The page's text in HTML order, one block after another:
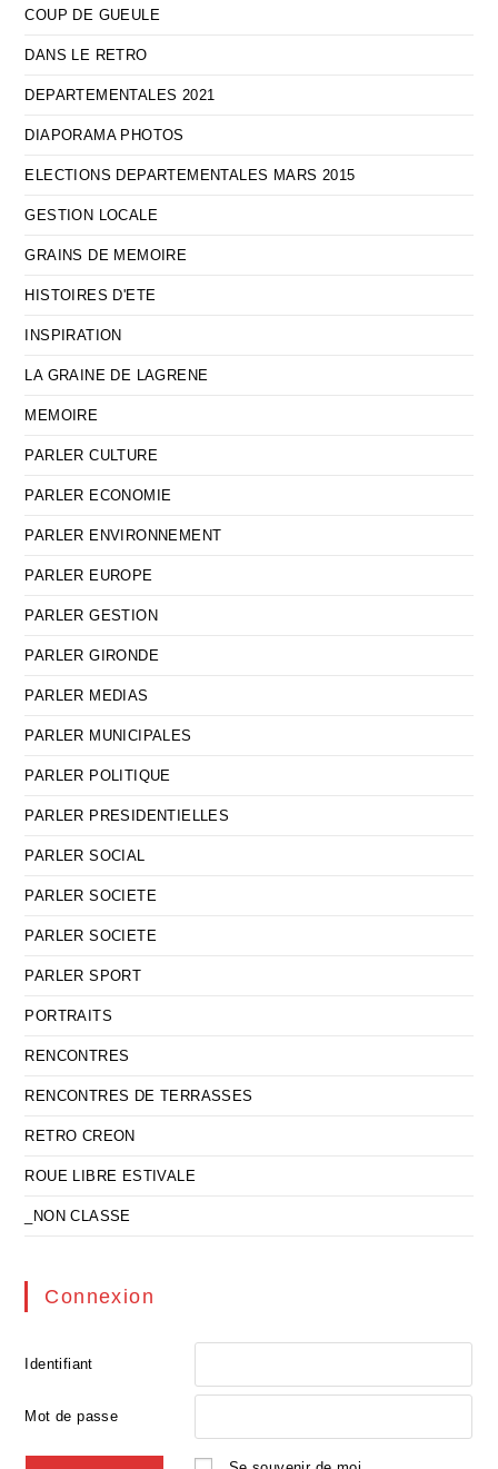
COUP DE GUEULE
DANS LE RETRO
DEPARTEMENTALES 2021
DIAPORAMA PHOTOS
ELECTIONS DEPARTEMENTALES MARS 2015
GESTION LOCALE
GRAINS DE MEMOIRE
HISTOIRES D'ETE
INSPIRATION
LA GRAINE DE LAGRENE
MEMOIRE
PARLER CULTURE
PARLER ECONOMIE
PARLER ENVIRONNEMENT
PARLER EUROPE
PARLER GESTION
PARLER GIRONDE
PARLER MEDIAS
PARLER MUNICIPALES
PARLER POLITIQUE
PARLER PRESIDENTIELLES
PARLER SOCIAL
PARLER SOCIETE
PARLER SOCIETE
PARLER SPORT
PORTRAITS
RENCONTRES
RENCONTRES DE TERRASSES
RETRO CREON
ROUE LIBRE ESTIVALE
_NON CLASSE
Connexion
Identifiant
Mot de passe